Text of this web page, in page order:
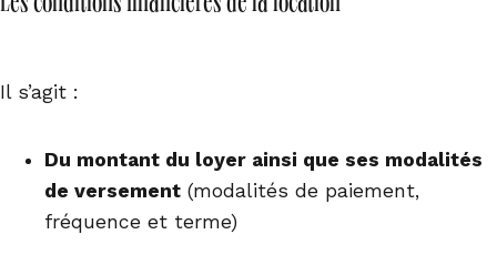
Les conditions financières de la location
Il s’agit :
Du montant du loyer ainsi que ses modalités
de versement (modalités de paiement,
fréquence et terme)